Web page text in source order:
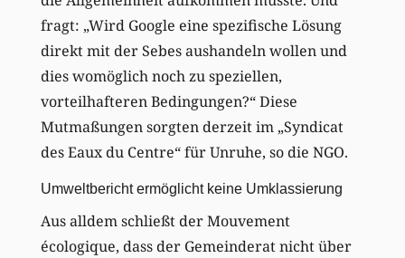
fragt: „Wird Google eine spezifische Lösung
direkt mit der Sebes aushandeln wollen und
dies womöglich noch zu speziellen,
vorteilhafteren Bedingungen?“ Diese
Mutmaßungen sorgten derzeit im „Syndicat
des Eaux du Centre“ für Unruhe, so die NGO.
Umweltbericht ermöglicht keine Umklassierung
Aus alldem schließt der Mouvement
écologique, dass der Gemeinderat nicht über